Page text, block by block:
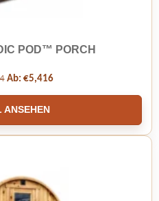
POD™ PORCH
Ab: €5,416
ANSEHEN